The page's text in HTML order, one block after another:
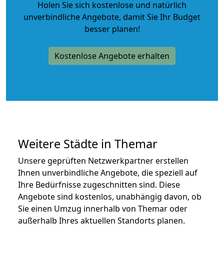
Holen Sie sich kostenlose und natürlich
unverbindliche Angebote, damit Sie Ihr Budget
besser planen!
Kostenlose Angebote erhalten
Weitere Städte in Themar
Unsere geprüften Netzwerkpartner erstellen
Ihnen unverbindliche Angebote, die speziell auf
Ihre Bedürfnisse zugeschnitten sind. Diese
Angebote sind kostenlos, unabhängig davon, ob
Sie einen Umzug innerhalb von Themar oder
außerhalb Ihres aktuellen Standorts planen.